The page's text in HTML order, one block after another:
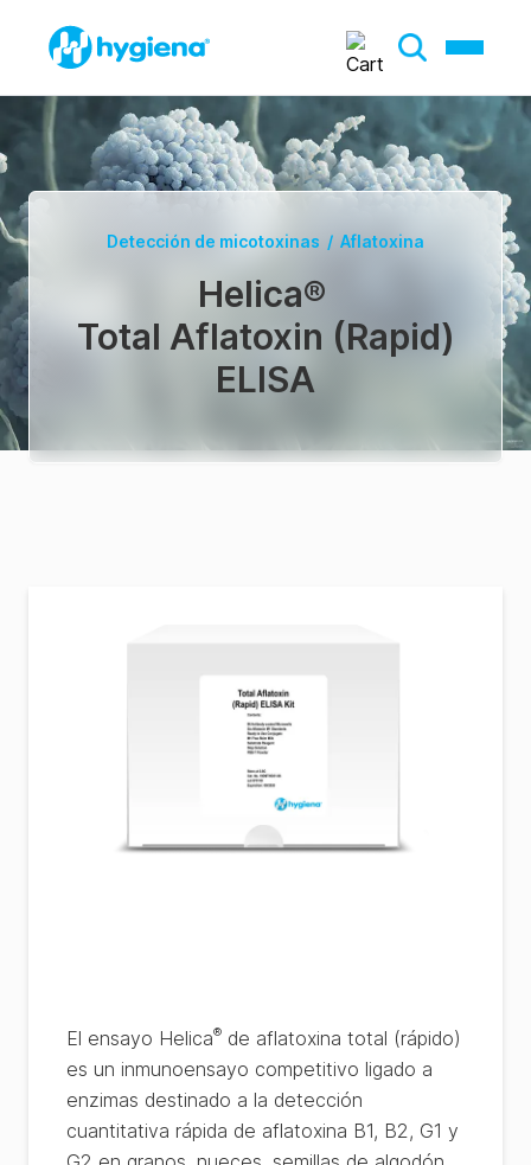
Detección de micotoxinas / Aflatoxina
Helica®
Total Aflatoxin (Rapid)
ELISA
El ensayo Helica® de aflatoxina total (rápido)
es un inmunoensayo competitivo ligado a
enzimas destinado a la detección
cuantitativa rápida de aflatoxina B1, B2, G1 y